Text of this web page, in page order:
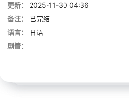
更新：
2025-11-30 04:36
备注：
已完结
语言：
日语
剧情：